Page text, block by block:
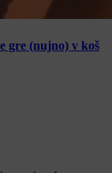
gre (nujno) v koš